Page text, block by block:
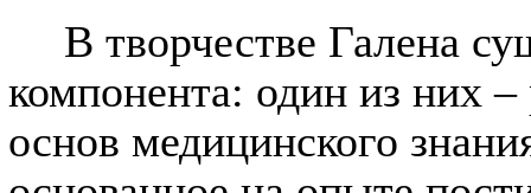
В творчестве Галена
компонента: один из них –
основ медицинского